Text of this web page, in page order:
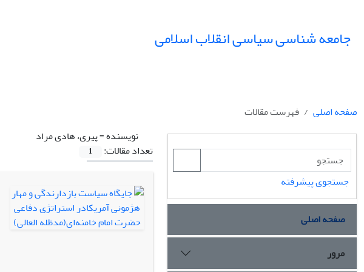
جامعه شناسی سیاسی انقلاب اسلامی
صفحه اصلی
فهرست مقالات
نویسنده =پیری، هادی مراد
تعداد مقالات:
1
جستجوی پیشرفته
صفحه اصلی
مرور